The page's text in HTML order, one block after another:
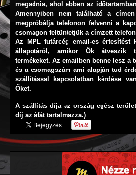
megadnia, ahol ebben az
Amennyiben nem található a
megpróbálja telefonon felvenni a
csomagon feltüntetjük a címzett
Az
MPLfutárcég email-es értesítést
állapotáról, amikor Ők átveszik
termékeket. Az emailben benne lesz a
és a csomagszám ami alapján tud
szállítással kapcsolatban kérdése
Őket.
A szállítás díja az ország egész
díj az áfát tartalmazza.)